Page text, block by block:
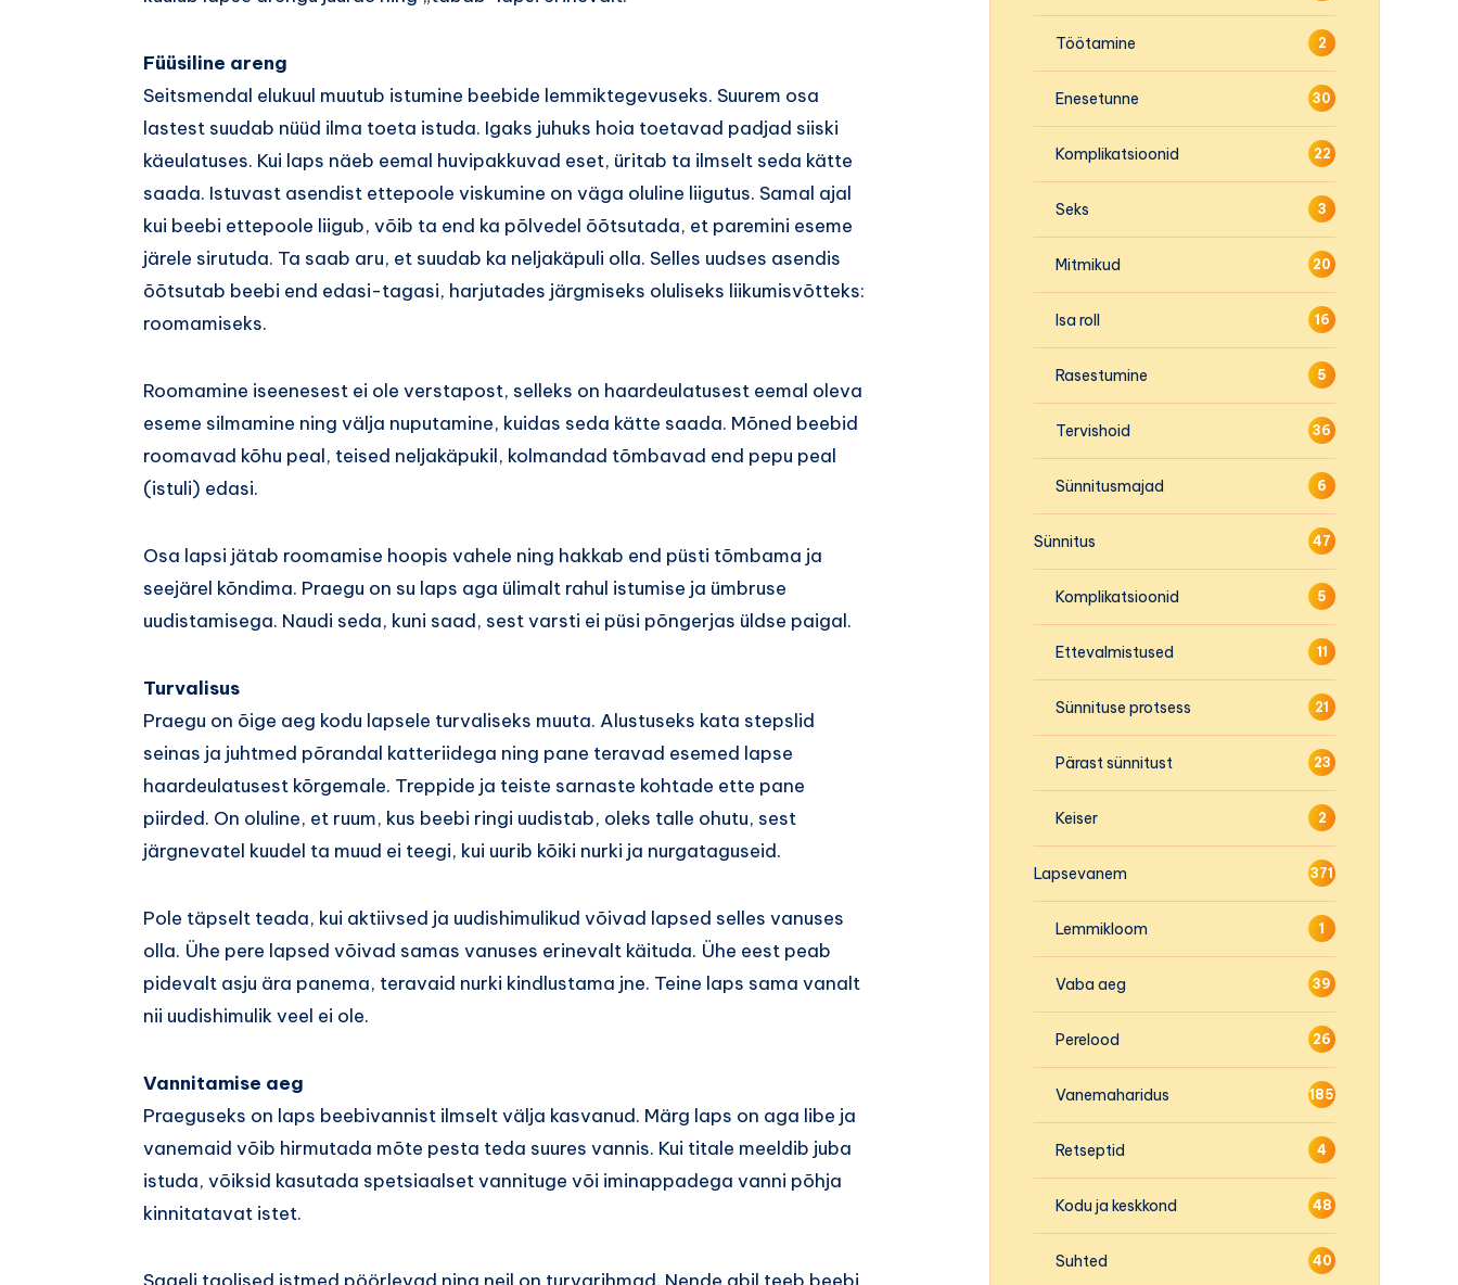
Füüsiline areng
Seitsmendal elukuul muutub istumine beebide lemmiktegevuseks. Suurem osa
lastest suudab nüüd ilma toeta istuda. Igaks juhuks hoia toetavad padjad siiski
käeulatuses. Kui laps näeb eemal huvipakkuvad eset, üritab ta ilmselt seda kätte
saada. Istuvast asendist ettepoole viskumine on väga oluline liigutus. Samal ajal
kui beebi ettepoole liigub, võib ta end ka põlvedel õõtsutada, et paremini eseme
järele sirutuda. Ta saab aru, et suudab ka neljakäpuli olla. Selles uudses asendis
õõtsutab beebi end edasi-tagasi, harjutades järgmiseks oluliseks liikumisvõtteks:
roomamiseks.
Roomamine iseenesest ei ole verstapost, selleks on haardeulatusest eemal oleva
eseme silmamine ning välja nuputamine, kuidas seda kätte saada. Mõned beebid
roomavad kõhu peal, teised neljakäpukil, kolmandad tõmbavad end pepu peal
(istuli) edasi.
Osa lapsi jätab roomamise hoopis vahele ning hakkab end püsti tõmbama ja
seejärel kõndima. Praegu on su laps aga ülimalt rahul istumise ja ümbruse
uudistamisega. Naudi seda, kuni saad, sest varsti ei püsi põngerjas üldse paigal.
Turvalisus
Praegu on õige aeg kodu lapsele turvaliseks muuta. Alustuseks kata stepslid
seinas ja juhtmed põrandal katteriidega ning pane teravad esemed lapse
haardeulatusest kõrgemale. Treppide ja teiste sarnaste kohtade ette pane
piirded. On oluline, et ruum, kus beebi ringi uudistab, oleks talle ohutu, sest
järgnevatel kuudel ta muud ei teegi, kui uurib kõiki nurki ja nurgataguseid.
Pole täpselt teada, kui aktiivsed ja uudishimulikud võivad lapsed selles vanuses
olla. Ühe pere lapsed võivad samas vanuses erinevalt käituda. Ühe eest peab
pidevalt asju ära panema, teravaid nurki kindlustama jne. Teine laps sama vanalt
nii uudishimulik veel ei ole.
Vannitamise aeg
Praeguseks on laps beebivannist ilmselt välja kasvanud. Märg laps on aga libe ja
vanemaid võib hirmutada mõte pesta teda suures vannis. Kui titale meeldib juba
istuda, võiksid kasutada spetsiaalset vannituge või iminappadega vanni põhja
kinnitatavat istet.
Töötamine 2
Enesetunne 30
Komplikatsioonid 22
Seks 3
Mitmikud 20
Isa roll 16
Rasestumine 5
Tervishoid 36
Sünnitusmajad 6
Sünnitus 47
Komplikatsioonid 5
Ettevalmistused 11
Sünnituse protsess 21
Pärast sünnitust 23
Keiser 2
Lapsevanem 371
Lemmikloom 1
Vaba aeg 39
Perelood 26
Vanemaharidus 185
Retseptid 4
Kodu ja keskkond 48
Suhted 40